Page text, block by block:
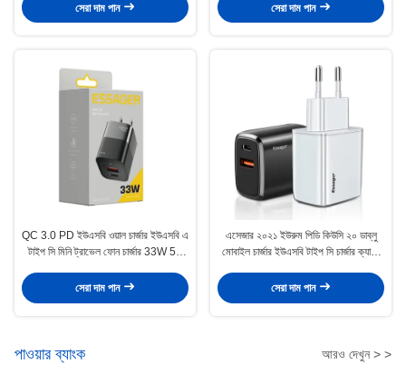
সেরা দাম পান
সেরা দাম পান
QC 3.0 PD ইউএসবি ওয়াল চার্জার ইউএসবি এ
টাইপ সি মিনি ট্রাভেল ফোন চার্জার 33W 5V
সেরা দাম পান
এসেজার ২০২১ ইউরুম পিডি কিউসি ২০ ডাব্লু
মোবাইল চার্জার ইউএসবি টাইপ সি চার্জার ক্যাবল
সেরা দাম পান
পাওয়ার ব্যাংক আরও দেখুন > >